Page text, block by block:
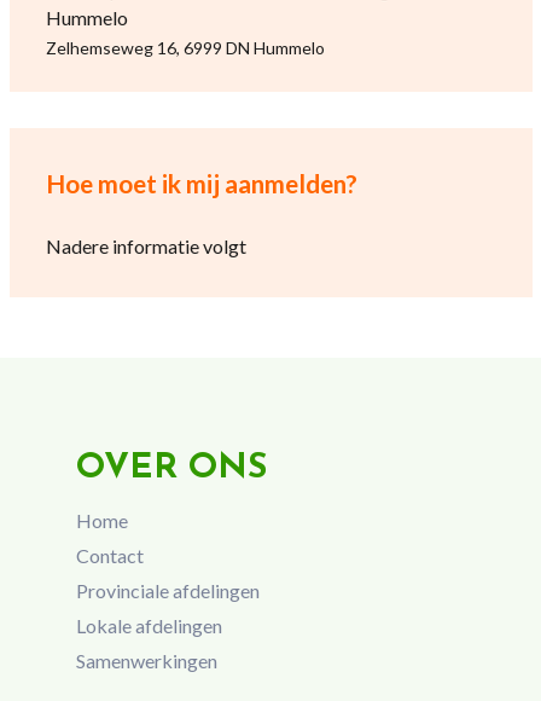
Hummelo
Zelhemseweg 16, 6999 DN Hummelo
Hoe moet ik mij aanmelden?
Nadere informatie volgt
OVER ONS
Home
Contact
Provinciale afdelingen
Lokale afdelingen
Samenwerkingen